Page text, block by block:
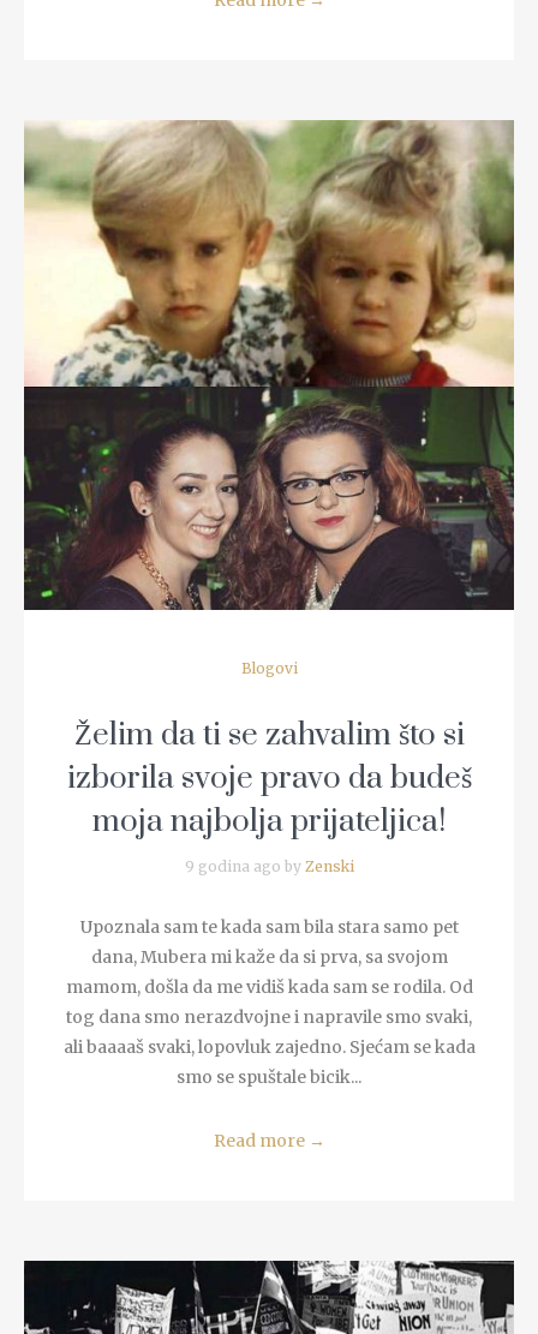
READ MORE
Blogovi
Želim da ti se zahvalim što si
izborila svoje pravo da budeš
moja najbolja prijateljica!
9 godina ago by Zenski
Upoznala sam te kada sam bila stara samo pet
dana, Mubera mi kaže da si prva, sa svojom
mamom, došla da me vidiš kada sam se rodila. Od
tog dana smo nerazdvojne i napravile smo svaki,
ali baaaaš svaki, lopovluk zajedno. Sjećam se kada
smo se spuštale bicik...
Read more →